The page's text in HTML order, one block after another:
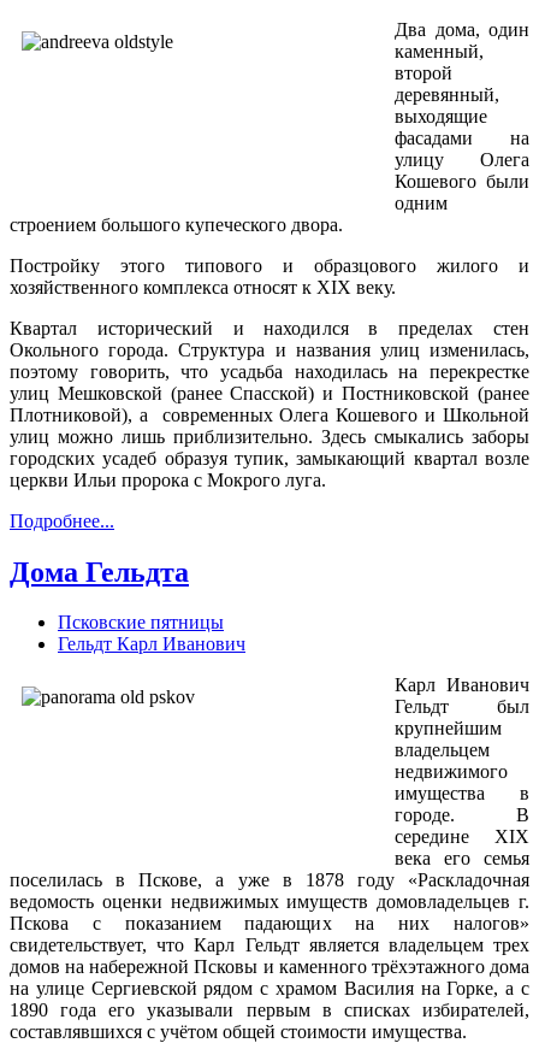
Два дома, один
каменный,
второй
деревянный,
выходящие
фасадами на
улицу Олега
Кошевого были
одним
строением большого купеческого двора.
Постройку этого типового и образцового жилого и
хозяйственного комплекса относят к XIX веку.
Квартал исторический и находился в пределах стен
Окольного города. Структура и названия улиц изменилась,
поэтому говорить, что усадьба находилась на перекрестке
улиц Мешковской (ранее Спасской) и Постниковской (ранее
Плотниковой), а современных Олега Кошевого и Школьной
улиц можно лишь приблизительно. Здесь смыкались заборы
городских усадеб образуя тупик, замыкающий квартал возле
церкви Ильи пророка с Мокрого луга.
Подробнее...
Дома Гельдта
Псковские пятницы
Гельдт Карл Иванович
Карл Иванович
Гельдт был
крупнейшим
владельцем
недвижимого
имущества в
городе. В
середине XIX
века его семья
поселилась в Пскове, а уже в 1878 году «Раскладочная
ведомость оценки недвижимых имуществ домовладельцев г.
Пскова с показанием падающих на них налогов»
свидетельствует, что Карл Гельдт является владельцем трех
домов на набережной Псковы и каменного трёхэтажного дома
на улице Сергиевской рядом с храмом Василия на Горке, а с
1890 года его указывали первым в списках избирателей,
составлявшихся с учётом общей стоимости имущества.